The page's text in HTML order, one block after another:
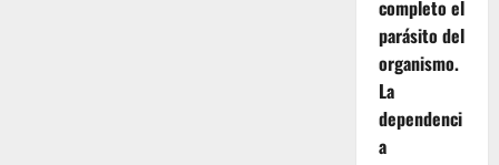
completo el
parásito del
organismo.
La
dependenci
a